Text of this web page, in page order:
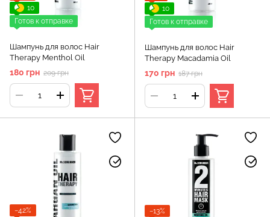
10
Готов к отправке
Шампунь для волос Hair
Therapy Menthol Oil
180 грн 209 грн
10
Готов к отправке
Шампунь для волос Hair
Therapy Macadamia Oil
170 грн 187 грн
−42%
−13%